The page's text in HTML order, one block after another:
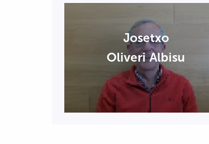
Josetxo
Oliveri Albisu